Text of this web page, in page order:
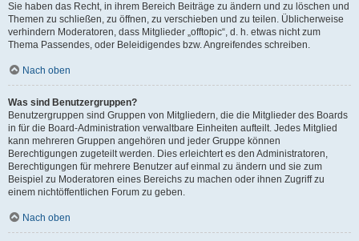
Sie haben das Recht, in ihrem Bereich Beiträge zu ändern und zu löschen und
Themen zu schließen, zu öffnen, zu verschieben und zu teilen. Üblicherweise
verhindern Moderatoren, dass Mitglieder „offtopic“, d. h. etwas nicht zum
Thema Passendes, oder Beleidigendes bzw. Angreifendes schreiben.
Nach oben
Was sind Benutzergruppen?
Benutzergruppen sind Gruppen von Mitgliedern, die die Mitglieder des Boards
in für die Board-Administration verwaltbare Einheiten aufteilt. Jedes Mitglied
kann mehreren Gruppen angehören und jeder Gruppe können
Berechtigungen zugeteilt werden. Dies erleichtert es den Administratoren,
Berechtigungen für mehrere Benutzer auf einmal zu ändern und sie zum
Beispiel zu Moderatoren eines Bereichs zu machen oder ihnen Zugriff zu
einem nichtöffentlichen Forum zu geben.
Nach oben